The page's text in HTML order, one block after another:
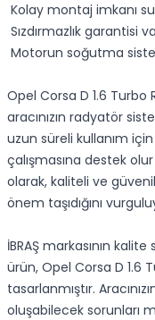
Kolay montaj imkanı
Sızdırmazlık garantisi
Motorun soğutma
Opel Corsa D 1.6 Turbo
aracınızın radyatör
uzun süreli kullanım
çalışmasına destek
olarak, kaliteli ve
önem taşıdığını
İBRAŞ markasının
ürün, Opel Corsa D 1.6
tasarlanmıştır.
oluşabilecek sorunları